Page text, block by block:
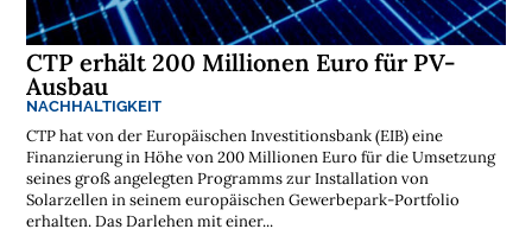

e
k
o
s
t
e
n
CTP erhält 200 Millionen Euro für PV-
Ausbau
NACHHALTIGKEIT
CTP hat von der Europäischen Investitionsbank (EIB) eine
Finanzierung in Höhe von 200 Millionen Euro für die Umsetzung
seines groß angelegten Programms zur Installation von
Solarzellen in seinem europäischen Gewerbepark-Portfolio
erhalten. Das Darlehen mit einer...